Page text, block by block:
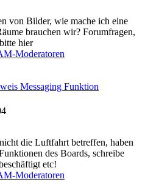
von Bilder, wie mache ich eine
brauchen wir? Forumfragen,
hier
Moderatoren
Messaging Funktion
die Luftfahrt betreffen, haben
des Boards, schreibe
etc!
Moderatoren